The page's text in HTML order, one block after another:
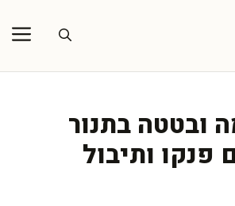
ובטטה בתנור
פנקו ותיבול